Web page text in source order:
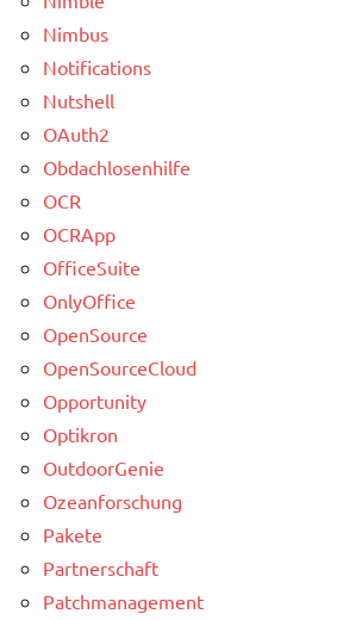
Nimbus
Notifications
Nutshell
OAuth2
Obdachlosenhilfe
OCR
OCRApp
OfficeSuite
OnlyOffice
OpenSource
OpenSourceCloud
Opportunity
Optikron
OutdoorGenie
Ozeanforschung
Pakete
Partnerschaft
Patchmanagement